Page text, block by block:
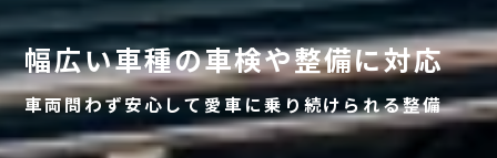
幅広い車種の車検や整備に対応
車両問わず安心して愛車に乗り続けられる整備